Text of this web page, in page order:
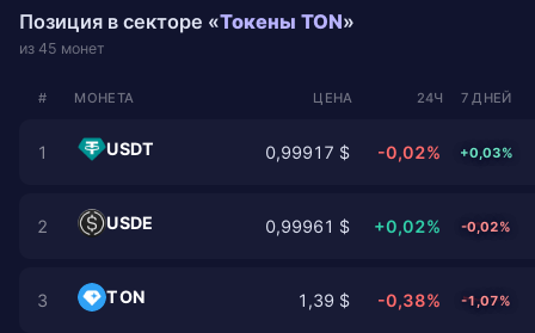
Позиция в секторе «Токены TON»
из 45 монет
# МОНЕТА ЦЕНА 24Ч 7 ДНЕЙ
1 USDT 0,99917 $ -0,02% +0,03%
2 USDE 0,99961 $ +0,02% -0,02%
3 TON 1,39 $ -0,38% -1,07%